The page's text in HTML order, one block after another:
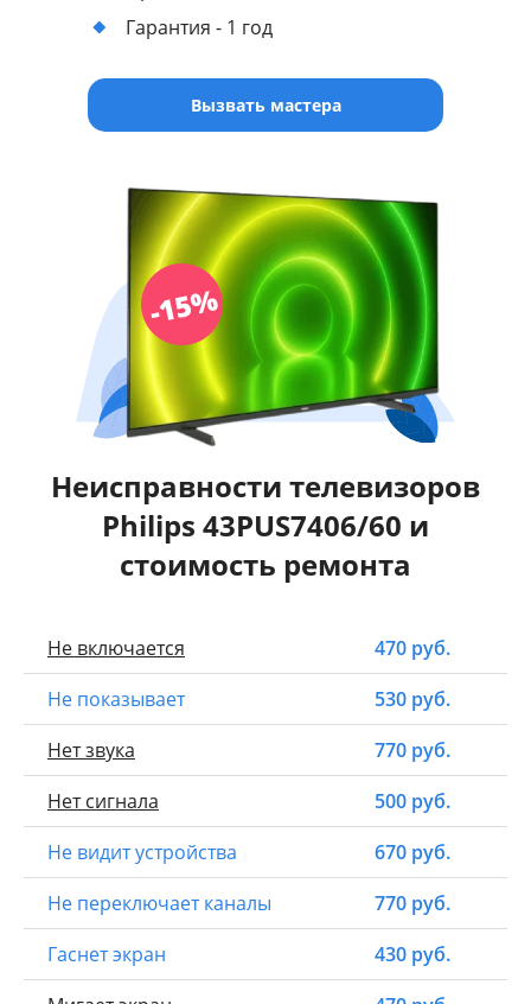
Вызвать мастера
Гарантия - 1 год
Неисправности телевизоров
Philips 43PUS7406/60 и
стоимость ремонта
Не включается
470 руб.
Не показывает
530 руб.
Нет звука
770 руб.
Нет сигнала
500 руб.
Не видит устройства
670 руб.
Не переключает каналы
770 руб.
Гаснет экран
430 руб.